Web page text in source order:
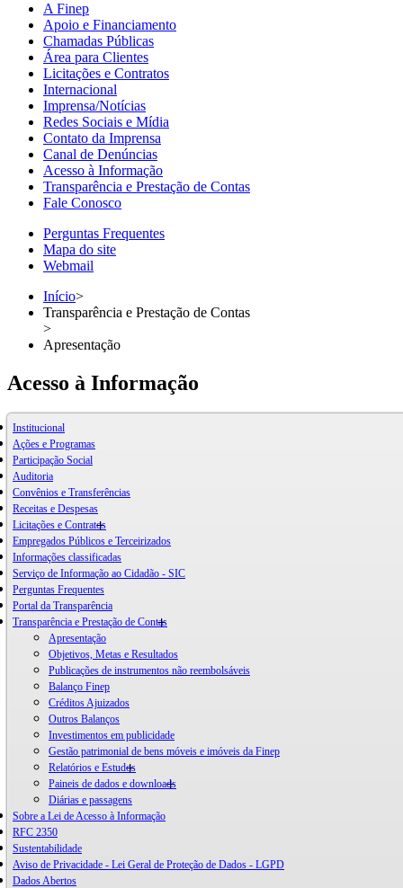
A Finep
Apoio e Financiamento
Chamadas Públicas
Área para Clientes
Licitações e Contratos
Internacional
Imprensa/Notícias
Redes Sociais e Mídia
Contato da Imprensa
Canal de Denúncias
Acesso à Informação
Transparência e Prestação de Contas
Fale Conosco
Perguntas Frequentes
Mapa do site
Webmail
Início>
Transparência e Prestação de Contas
>
Apresentação
Acesso à Informação
Institucional
Ações e Programas
Participação Social
Auditoria
Convênios e Transferências
Receitas e Despesas
Licitações e Contratos
Empregados Públicos e Terceirizados
Informações classificadas
Serviço de Informação ao Cidadão - SIC
Perguntas Frequentes
Portal da Transparência
Transparência e Prestação de Contas
Apresentação
Objetivos, Metas e Resultados
Publicações de instrumentos não reembolsáveis
Balanço Finep
Créditos Ajuizados
Outros Balanços
Investimentos em publicidade
Gestão patrimonial de bens móveis e imóveis da Finep
Relatórios e Estudos
Paineis de dados e downloads
Diárias e passagens
Sobre a Lei de Acesso à Informação
RFC 2350
Sustentabilidade
Aviso de Privacidade - Lei Geral de Proteção de Dados - LGPD
Dados Abertos